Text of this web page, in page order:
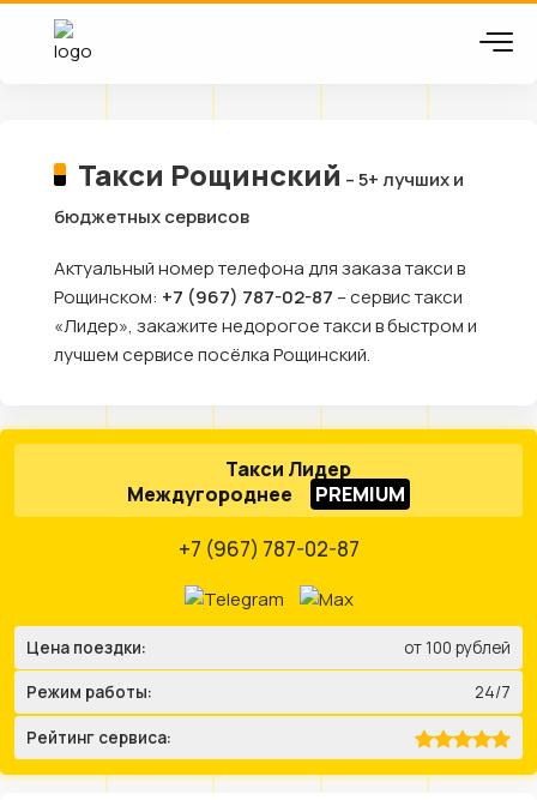
Такси Рощинский – 5+ лучших и
бюджетных сервисов
Актуальный номер телефона для заказа такси в
Рощинском: +7 (967) 787-02-87 – сервис такси
«Лидер», закажите недорогое такси в быстром и
лучшем сервисе посёлка Рощинский.
Такси Лидер
Междугороднее
+7 (967) 787-02-87
Цена поездки: от 100 рублей
Режим работы: 24/7
Рейтинг сервиса: